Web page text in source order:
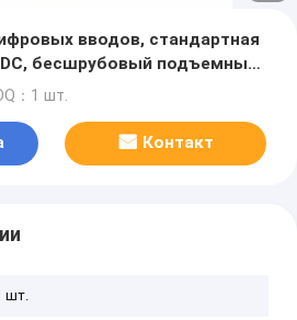
вводов, стандартная
бесшрубовый подъемный
：1 шт.
Контакт
шт.